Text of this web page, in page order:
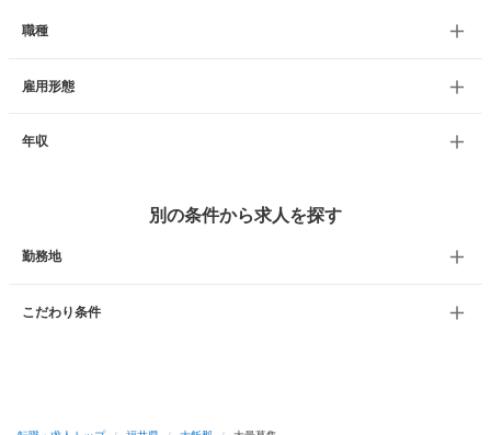
職種
雇用形態
年収
別の条件から求人を探す
勤務地
こだわり条件